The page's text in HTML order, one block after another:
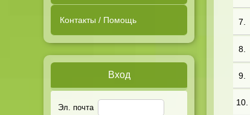
Контакты / Помощь
Вход
Эл. почта
7.
8.
9.
10.